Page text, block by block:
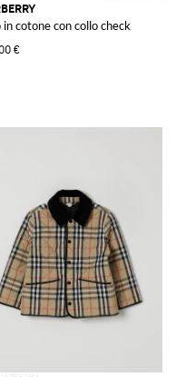
in cotone con collo check
€